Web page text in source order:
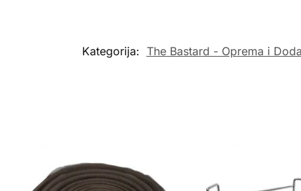
Kategorija: The Bastard - Oprema i